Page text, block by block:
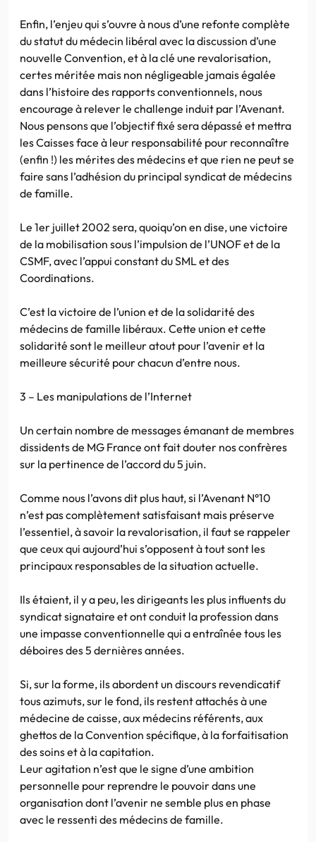
Enfin, l’enjeu qui s’ouvre à nous d’une refonte complète
du statut du médecin libéral avec la discussion d’une
nouvelle Convention, et à la clé une revalorisation,
certes méritée mais non négligeable jamais égalée
dans l’histoire des rapports conventionnels, nous
encourage à relever le challenge induit par l’Avenant.
Nous pensons que l’objectif fixé sera dépassé et mettra
les Caisses face à leur responsabilité pour reconnaître
(enfin !) les mérites des médecins et que rien ne peut se
faire sans l’adhésion du principal syndicat de médecins
de famille.
Le 1er juillet 2002 sera, quoiqu’on en dise, une victoire
de la mobilisation sous l’impulsion de l’UNOF et de la
CSMF, avec l’appui constant du SML et des
Coordinations.
C’est la victoire de l’union et de la solidarité des
médecins de famille libéraux. Cette union et cette
solidarité sont le meilleur atout pour l’avenir et la
meilleure sécurité pour chacun d’entre nous.
3 – Les manipulations de l’Internet
Un certain nombre de messages émanant de membres
dissidents de MG France ont fait douter nos confrères
sur la pertinence de l’accord du 5 juin.
Comme nous l’avons dit plus haut, si l’Avenant N°10
n’est pas complètement satisfaisant mais préserve
l’essentiel, à savoir la revalorisation, il faut se rappeler
que ceux qui aujourd’hui s’opposent à tout sont les
principaux responsables de la situation actuelle.
Ils étaient, il y a peu, les dirigeants les plus influents du
syndicat signataire et ont conduit la profession dans
une impasse conventionnelle qui a entraînée tous les
déboires des 5 dernières années.
Si, sur la forme, ils abordent un discours revendicatif
tous azimuts, sur le fond, ils restent attachés à une
médecine de caisse, aux médecins référents, aux
ghettos de la Convention spécifique, à la forfaitisation
des soins et à la capitation.
Leur agitation n’est que le signe d’une ambition
personnelle pour reprendre le pouvoir dans une
organisation dont l’avenir ne semble plus en phase
avec le ressenti des médecins de famille.